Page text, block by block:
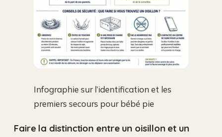
Infographie sur l’identification et les
premiers secours pour bébé pie
Faire la distinction entre un oisillon et un